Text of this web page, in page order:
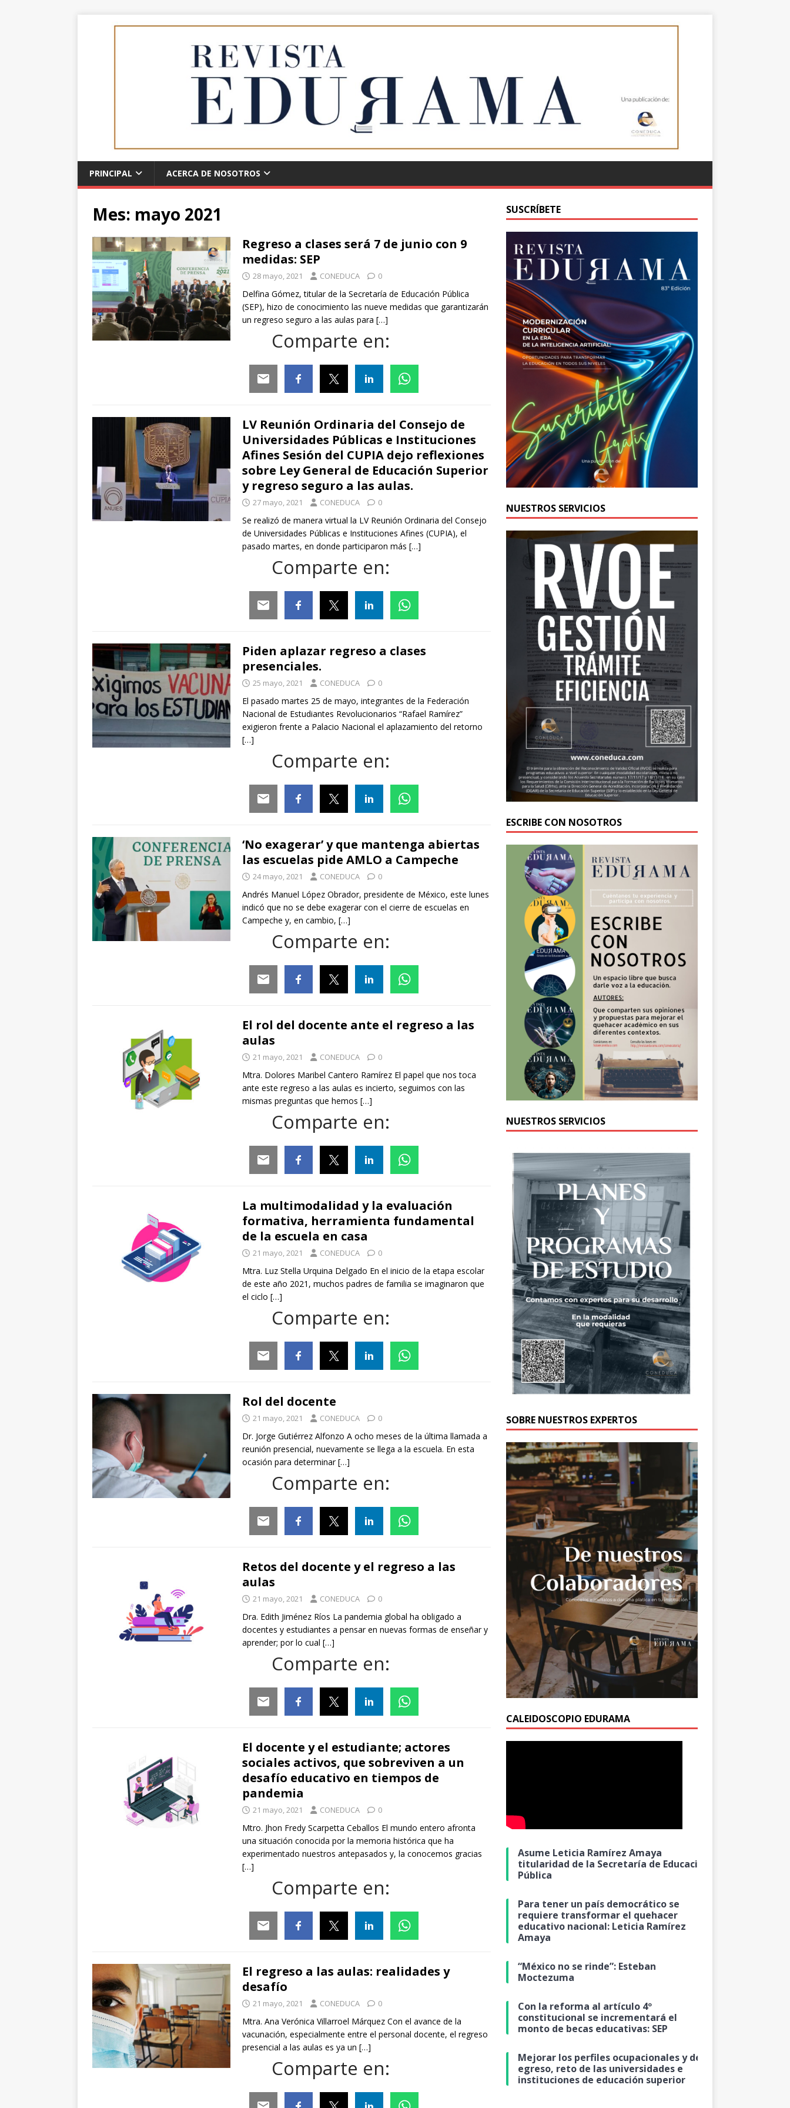
PRINCIPAL ACERCA DE NOSOTROS
Mes: mayo 2021
Regreso a clases será 7 de junio con 9
medidas: SEP
28 mayo, 2021 CONEDUCA 0
Delfina Gómez, titular de la Secretaría de Educación Pública
(SEP), hizo de conocimiento las nueve medidas que garantizarán
un regreso seguro a las aulas para […]
Comparte en:
LV Reunión Ordinaria del Consejo de
Universidades Públicas e Instituciones
Afines Sesión del CUPIA dejo reflexiones
sobre Ley General de Educación Superior
y regreso seguro a las aulas.
27 mayo, 2021 CONEDUCA 0
Se realizó de manera virtual la LV Reunión Ordinaria del Consejo
de Universidades Públicas e Instituciones Afines (CUPIA), el
pasado martes, en donde participaron más […]
Comparte en:
Piden aplazar regreso a clases
presenciales.
25 mayo, 2021 CONEDUCA 0
El pasado martes 25 de mayo, integrantes de la Federación
Nacional de Estudiantes Revolucionarios “Rafael Ramírez”
exigieron frente a Palacio Nacional el aplazamiento del retorno
[…]
Comparte en:
‘No exagerar’ y que mantenga abiertas
las escuelas pide AMLO a Campeche
24 mayo, 2021 CONEDUCA 0
Andrés Manuel López Obrador, presidente de México, este lunes
indicó que no se debe exagerar con el cierre de escuelas en
Campeche y, en cambio, […]
Comparte en:
El rol del docente ante el regreso a las
aulas
21 mayo, 2021 CONEDUCA 0
Mtra. Dolores Maribel Cantero Ramírez El papel que nos toca
ante este regreso a las aulas es incierto, seguimos con las
mismas preguntas que hemos […]
Comparte en:
La multimodalidad y la evaluación
formativa, herramienta fundamental
de la escuela en casa
21 mayo, 2021 CONEDUCA 0
Mtra. Luz Stella Urquina Delgado En el inicio de la etapa escolar
de este año 2021, muchos padres de familia se imaginaron que
el ciclo […]
Comparte en:
Rol del docente
21 mayo, 2021 CONEDUCA 0
Dr. Jorge Gutiérrez Alfonzo A ocho meses de la última llamada a
reunión presencial, nuevamente se llega a la escuela. En esta
ocasión para determinar[…]
Comparte en:
Retos del docente y el regreso a las
aulas
21 mayo, 2021 CONEDUCA 0
Dra. Edith Jiménez Ríos La pandemia global ha obligado a
docentes y estudiantes a pensar en nuevas formas de enseñar y
aprender; por lo cual […]
Comparte en:
El docente y el estudiante; actores
sociales activos, que sobreviven a un
desafío educativo en tiempos de
pandemia
21 mayo, 2021 CONEDUCA 0
Mtro. Jhon Fredy Scarpetta Ceballos El mundo entero afronta
una situación conocida por la memoria histórica que ha
experimentado nuestros antepasados y, la conocemos gracias
[…]
Comparte en:
El regreso a las aulas: realidades y
desafío
21 mayo, 2021 CONEDUCA 0
Mtra. Ana Verónica Villarroel Márquez Con el avance de la
vacunación, especialmente entre el personal docente, el regreso
presencial a las aulas es ya un […]
Comparte en:
SUSCRÍBETE
NUESTROS SERVICIOS
ESCRIBE CON NOSOTROS
NUESTROS SERVICIOS
SOBRE NUESTROS EXPERTOS
CALEIDOSCOPIO EDURAMA
Asume Leticia Ramírez Amaya
titularidad de la Secretaría de Educación
Pública
Para tener un país democrático se
requiere transformar el quehacer
educativo nacional: Leticia Ramírez
Amaya
“México no se rinde”: Esteban
Moctezuma
Con la reforma al artículo 4º
constitucional se incrementará el
monto de becas educativas: SEP
Mejorar los perfiles ocupacionales y de
egreso, reto de las universidades e
instituciones de educación superior